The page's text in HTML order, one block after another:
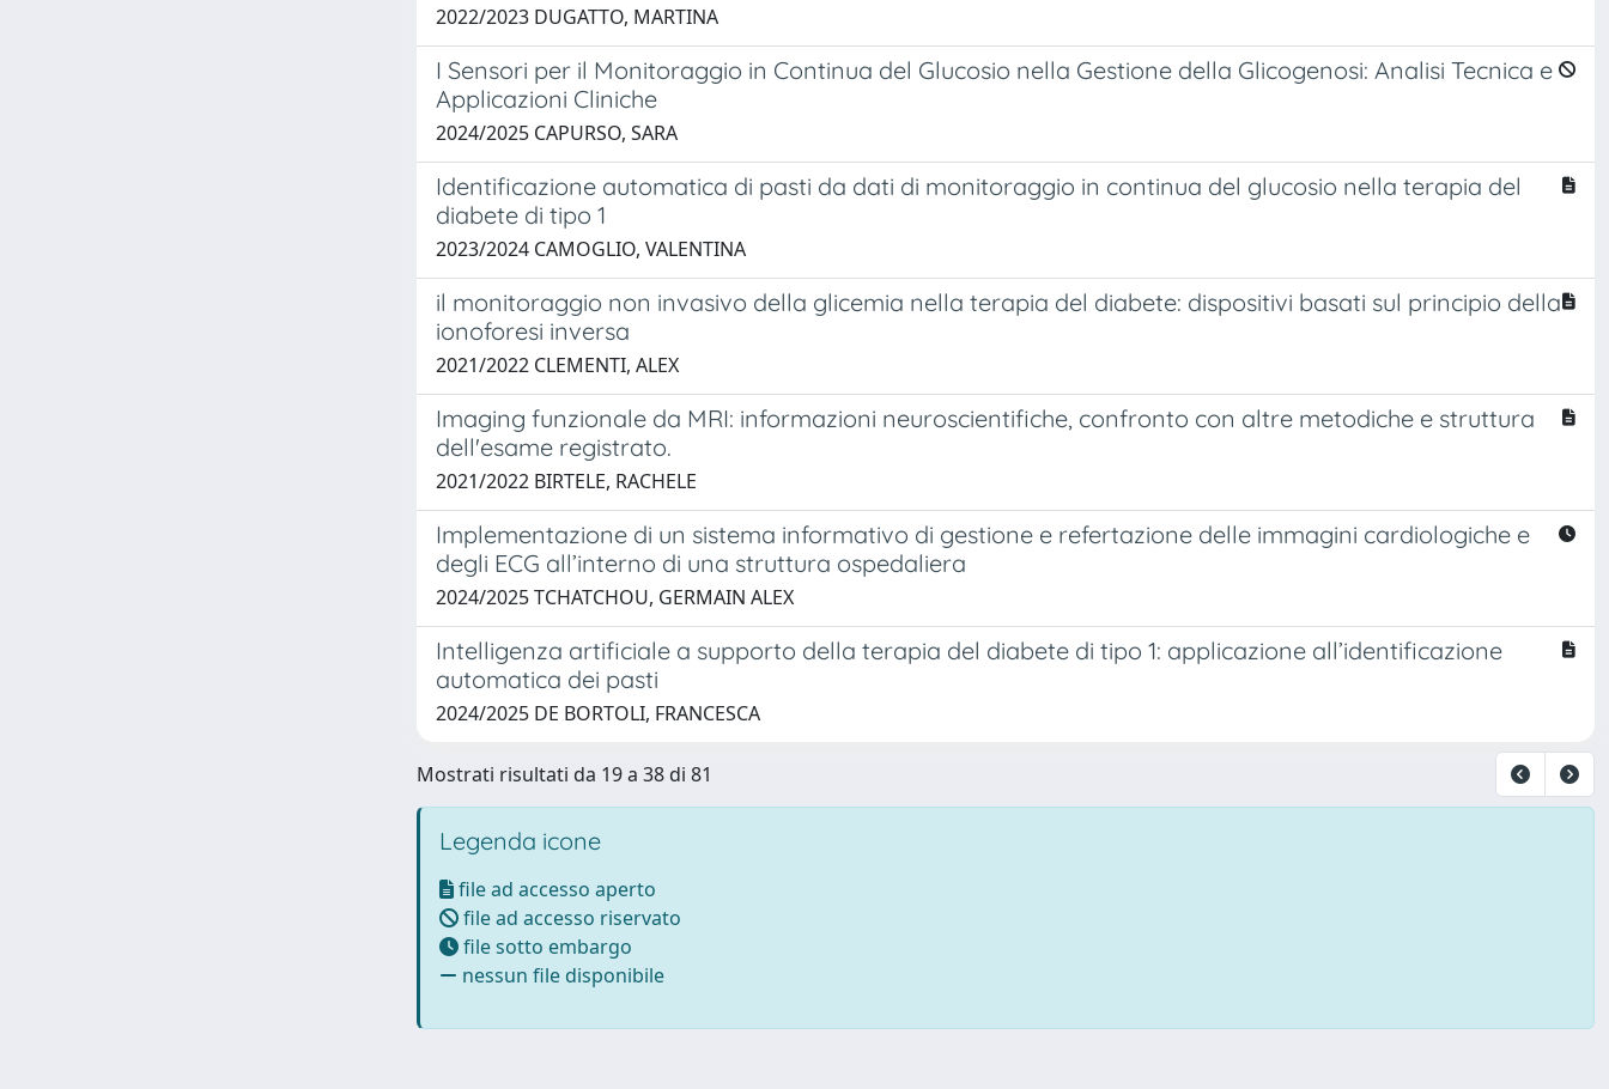
2022/2023 DUGATTO, MARTINA
I Sensori per il Monitoraggio in Continua del Glucosio nella Gestione della Glicogenosi: Analisi Tecnica e
Applicazioni Cliniche
2024/2025 CAPURSO, SARA
Identificazione automatica di pasti da dati di monitoraggio in continua del glucosio nella terapia del
diabete di tipo 1
2023/2024 CAMOGLIO, VALENTINA
il monitoraggio non invasivo della glicemia nella terapia del diabete: dispositivi basati sul principio della
ionoforesi inversa
2021/2022 CLEMENTI, ALEX
Imaging funzionale da MRI: informazioni neuroscientifiche, confronto con altre metodiche e struttura
dell'esame registrato.
2021/2022 BIRTELE, RACHELE
Implementazione di un sistema informativo di gestione e refertazione delle immagini cardiologiche e
degli ECG all’interno di una struttura ospedaliera
2024/2025 TCHATCHOU, GERMAIN ALEX
Intelligenza artificiale a supporto della terapia del diabete di tipo 1: applicazione all’identificazione
automatica dei pasti
2024/2025 DE BORTOLI, FRANCESCA
Mostrati risultati da 19 a 38 di 81
Legenda icone
file ad accesso aperto
file ad accesso riservato
file sotto embargo
nessun file disponibile